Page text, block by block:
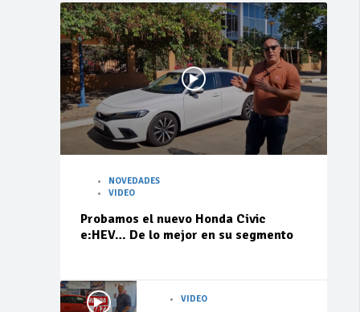
NOVEDADES
VIDEO
Probamos el nuevo Honda Civic
e:HEV… De lo mejor en su segmento
VIDEO